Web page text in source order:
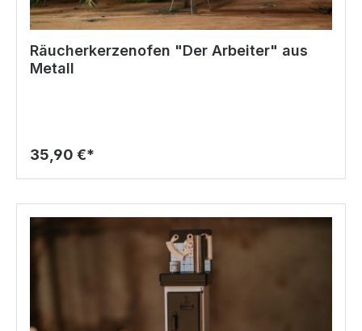
Räucherkerzenofen "Der Arbeiter" aus
Metall
35,90 €*